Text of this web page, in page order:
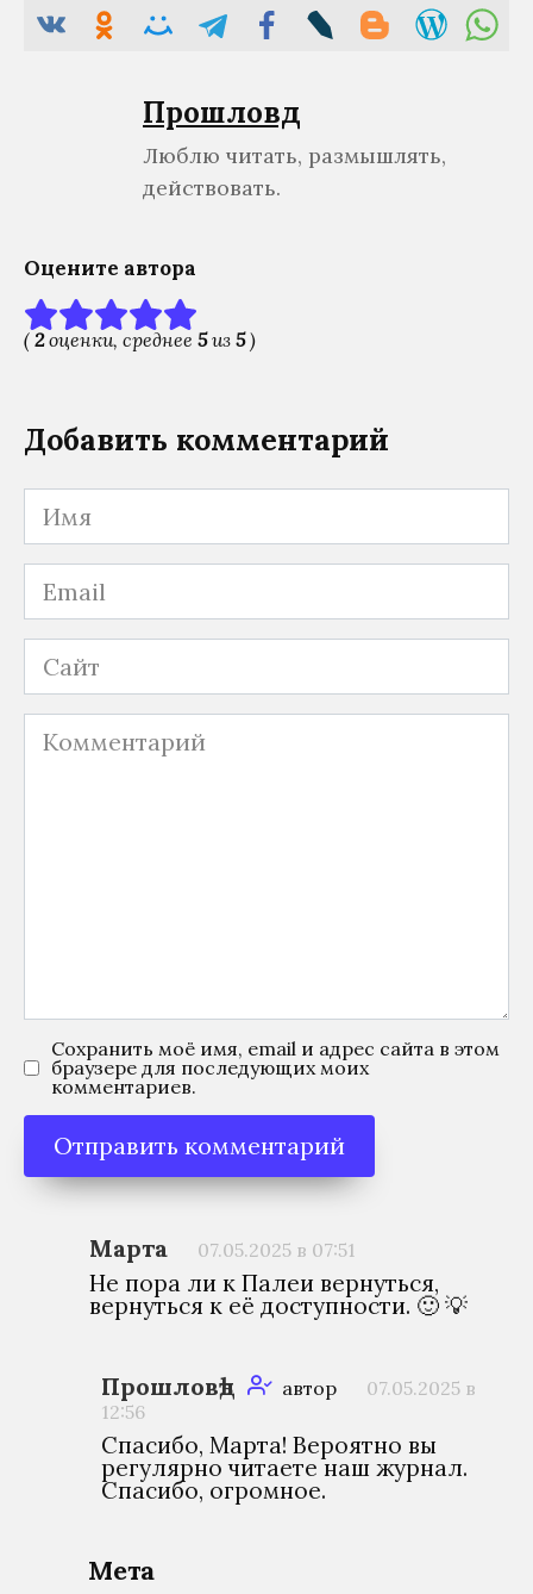
Прошловѣд
Люблю читать, размышлять,
действовать.
Оцените автора
( 2оценки, среднее 5из 5)
Добавить комментарий
Имя
Email
Сайт
Комментарий
Сохранить моё имя, email и адрес сайта в этом
браузере для последующих моих
комментариев.
Марта 07.05.2025 в 07:51
Не пора ли к Палеи вернуться,
вернуться к её доступности. 🙂 💡
Прошловѣд автор
07.05.2025 в
12:56
Спасибо, Марта! Вероятно вы
регулярно читаете наш журнал.
Спасибо, огромное.
Мета